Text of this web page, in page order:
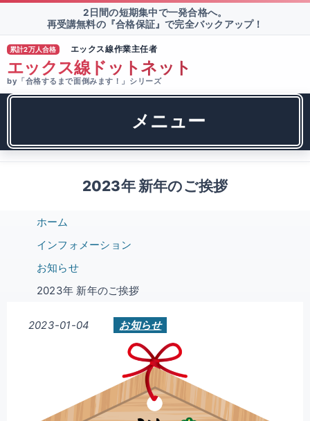
2日間の短期集中で一発合格へ。
再受講無料の『合格保証』で完全バックアップ！
累計2万人合格 エックス線作業主任者
エックス線ドットネット
by「合格するまで面倒みます！」シリーズ
メニュー
2023年 新年のご挨拶
ホーム
インフォメーション
お知らせ
2023年 新年のご挨拶
2023-01-04 お知らせ